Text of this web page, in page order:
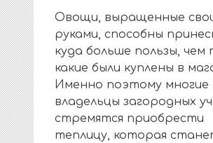
Овощи, выращенные
руками, способны
куда больше пользы, чем
какие были куплены в
Именно поэтому многие
владельцы загородных
стремятся приобрести
теплицу, которая